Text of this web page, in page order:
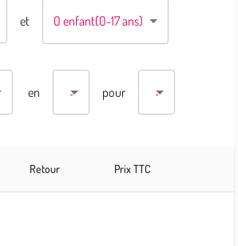
et 0 enfant(0-17 ans)
en pour
Retour Prix TTC